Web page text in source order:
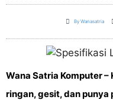
ByWanasatria
Wana Satria Komputer –
ringan, gesit, dan